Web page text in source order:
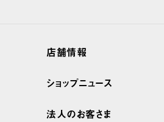
店舗情報
ショップニュース
法人のお客さま